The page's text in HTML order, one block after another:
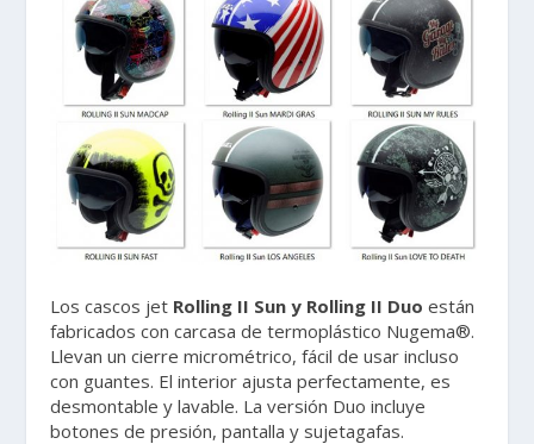
Los cascos jet Rolling II Sun y Rolling II Duo están
fabricados con carcasa de termoplástico Nugema®.
Llevan un cierre micrométrico, fácil de usar incluso
con guantes. El interior ajusta perfectamente, es
desmontable y lavable. La versión Duo incluye
botones de presión, pantalla y sujetagafas.